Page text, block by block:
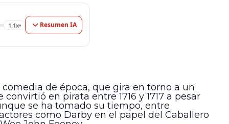
1.1x▾ Resumen IA
de época, que gira en torno a un
en pirata entre 1716 y 1717 a pesar
se ha tomado su tiempo, entre
como Darby en el papel del Caballero